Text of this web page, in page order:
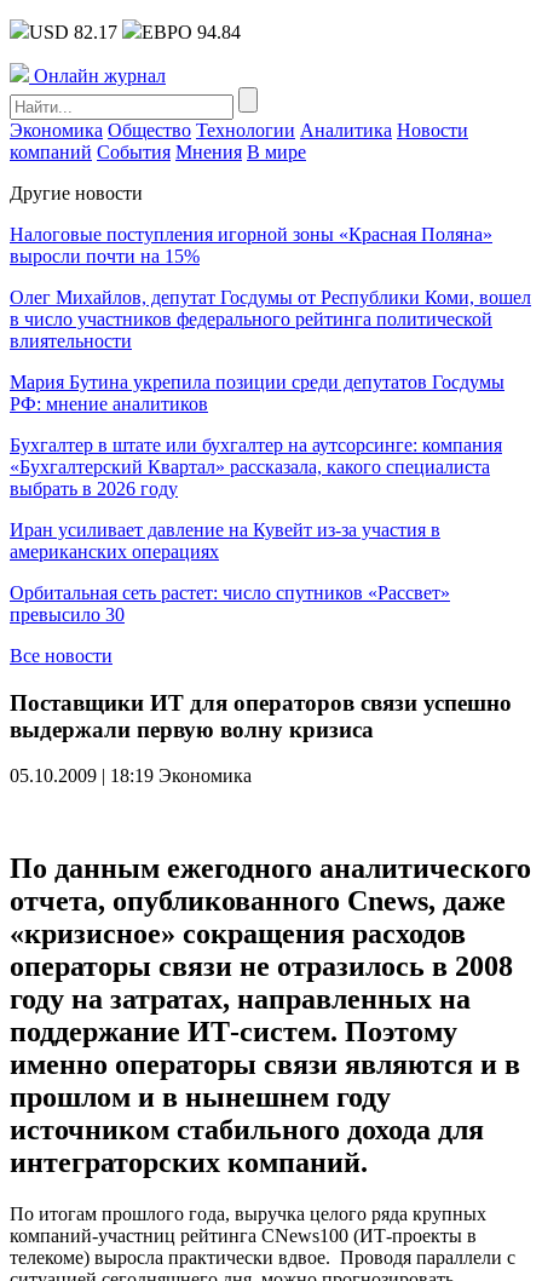
USD 82.17 ЕВРО 94.84
Онлайн журнал
Экономика Общество Технологии Аналитика Новости
компаний События Мнения В мире
Другие новости
Налоговые поступления игорной зоны «Красная Поляна»
выросли почти на 15%
Олег Михайлов, депутат Госдумы от Республики Коми, вошел
в число участников федерального рейтинга политической
влиятельности
Мария Бутина укрепила позиции среди депутатов Госдумы
РФ: мнение аналитиков
Бухгалтер в штате или бухгалтер на аутсорсинге: компания
«Бухгалтерский Квартал» рассказала, какого специалиста
выбрать в 2026 году
Иран усиливает давление на Кувейт из-за участия в
американских операциях
Орбитальная сеть растет: число спутников «Рассвет»
превысило 30
Все новости
Поставщики ИТ для операторов связи успешно
выдержали первую волну кризиса
05.10.2009 | 18:19 Экономика
По данным ежегодного аналитического
отчета, опубликованного Cnews, даже
«кризисное» сокращения расходов
операторы связи не отразилось в 2008
году на затратах, направленных на
поддержание ИТ-систем. Поэтому
именно операторы связи являются и в
прошлом и в нынешнем году
источником стабильного дохода для
интеграторских компаний.
По итогам прошлого года, выручка целого ряда крупных
компаний-участниц рейтинга CNews100 (ИТ-проекты в
телекоме) выросла практически вдвое. Проводя параллели с